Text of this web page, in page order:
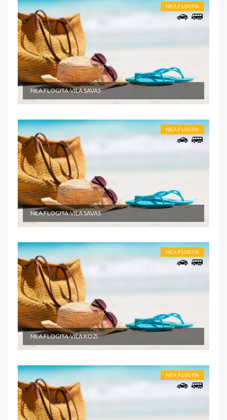
NEA FLOGITA
NEA FLOGITA-VILA SAVAS
NEA FLOGITA
NEA FLOGITA-VILA SAVAS
NEA FLOGITA
NEA FLOGITA-VILA KOZI
NEA FLOGITA